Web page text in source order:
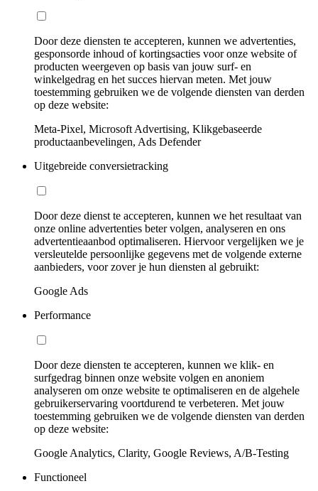
Door deze diensten te accepteren, kunnen we advertenties,
gesponsorde inhoud of kortingsacties voor onze website of
producten weergeven op basis van jouw surf- en
winkelgedrag en het succes hiervan meten. Met jouw
toestemming gebruiken we de volgende diensten van derden
op deze website:
Meta-Pixel, Microsoft Advertising, Klikgebaseerde
productaanbevelingen, Ads Defender
Uitgebreide conversietracking
Door deze dienst te accepteren, kunnen we het resultaat van
onze online advertenties beter volgen, analyseren en ons
advertentieaanbod optimaliseren. Hiervoor vergelijken we je
versleutelde persoonlijke gegevens met de volgende externe
aanbieders, voor zover je hun diensten al gebruikt:
Google Ads
Performance
Door deze diensten te accepteren, kunnen we klik- en
surfgedrag binnen onze website volgen en anoniem
analyseren om onze website te optimaliseren en de algehele
gebruikerservaring voortdurend te verbeteren. Met jouw
toestemming gebruiken we de volgende diensten van derden
op deze website:
Google Analytics, Clarity, Google Reviews, A/B-Testing
Functioneel